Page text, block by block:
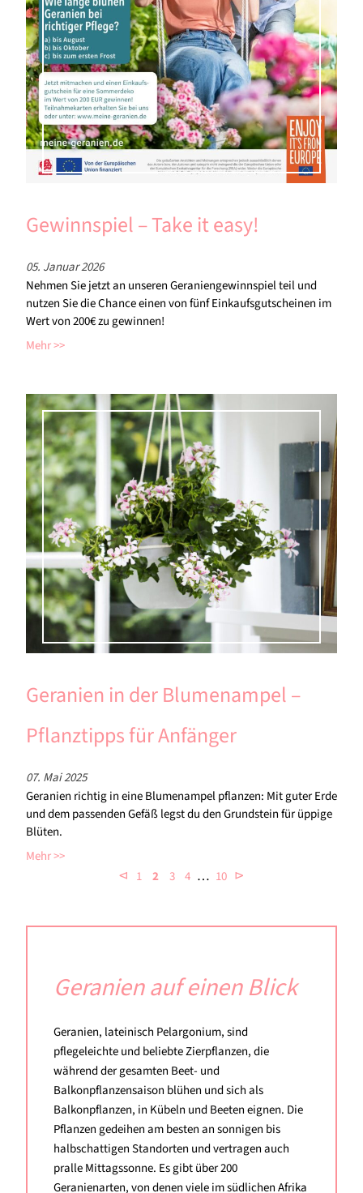
Gewinnspiel – Take it easy!
05. Januar 2026
Nehmen Sie jetzt an unseren Geraniengewinnspiel teil und
nutzen Sie die Chance einen von fünf Einkaufsgutscheinen im
Wert von 200€ zu gewinnen!
Mehr
Geranien in der Blumenampel –
Pflanztipps für Anfänger
07. Mai 2025
Geranien richtig in eine Blumenampel pflanzen: Mit guter Erde
und dem passenden Gefäß legst du den Grundstein für üppige
Blüten.
Mehr
⊲ 1 2 3 4 … 10 ⊳
Geranien auf einen Blick
Geranien, lateinisch Pelargonium, sind
pflegeleichte und beliebte Zierpflanzen, die
während der gesamten Beet- und
Balkonpflanzensaison blühen und sich als
Balkonpflanzen, in Kübeln und Beeten eignen. Die
Pflanzen gedeihen am besten an sonnigen bis
halbschattigen Standorten und vertragen auch
pralle Mittagssonne. Es gibt über 200
Geranienarten, von denen viele im südlichen Afrika